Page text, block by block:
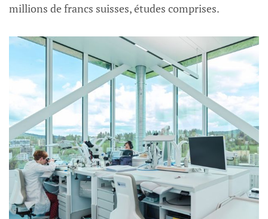
millions de francs suisses, études comprises.